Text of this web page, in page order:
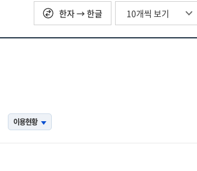
한자 → 한글
이용현황